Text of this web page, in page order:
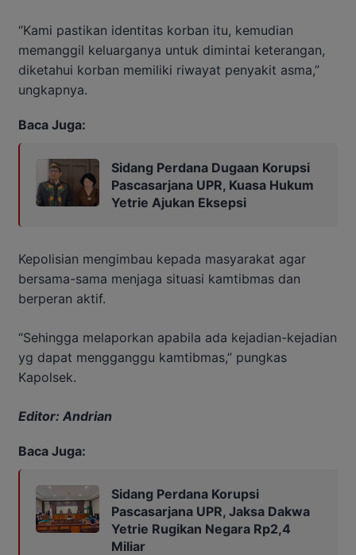
“Kami pastikan identitas korban itu, kemudian
memanggil keluarganya untuk dimintai keterangan,
diketahui korban memiliki riwayat penyakit asma,”
ungkapnya.
Baca Juga:
Sidang Perdana Dugaan Korupsi
Pascasarjana UPR, Kuasa Hukum
Yetrie Ajukan Eksepsi
Kepolisian mengimbau kepada masyarakat agar
bersama-sama menjaga situasi kamtibmas dan
berperan aktif.
“Sehingga melaporkan apabila ada kejadian-kejadian
yg dapat mengganggu kamtibmas,” pungkas
Kapolsek.
Editor: Andrian
Baca Juga:
Sidang Perdana Korupsi
Pascasarjana UPR, Jaksa Dakwa
Yetrie Rugikan Negara Rp2,4
Miliar